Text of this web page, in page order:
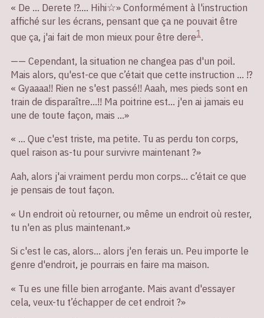
« De ... Derete !?.... Hihi☆» Conformément à l'instruction
affiché sur les écrans, pensant que ça ne pouvait être
que ça, j'ai fait de mon mieux pour être dere1.
—— Cependant, la situation ne changea pas d'un poil.
Mais alors, qu'est-ce que c’était que cette instruction ... !?
« Gyaaaa!! Rien ne s'est passé!! Aaah, mes pieds sont en
train de disparaître...!! Ma poitrine est... j'en ai jamais eu
une de toute façon, mais ...»
« ... Que c'est triste, ma petite. Tu as perdu ton corps,
quel raison as-tu pour survivre maintenant ?»
Aah, alors j'ai vraiment perdu mon corps... c’était ce que
je pensais de tout façon.
« Un endroit où retourner, ou même un endroit où rester,
tu n'en as plus maintenant.»
Si c'est le cas, alors... alors j'en ferais un. Peu importe le
genre d'endroit, je pourrais en faire ma maison.
« Tu es une fille bien arrogante. Mais avant d'essayer
cela, veux-tu t’échapper de cet endroit ?»